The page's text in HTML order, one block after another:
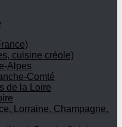
cuisine créole)
Alpes
Comté
de la Loire
Lorraine, Champagne,